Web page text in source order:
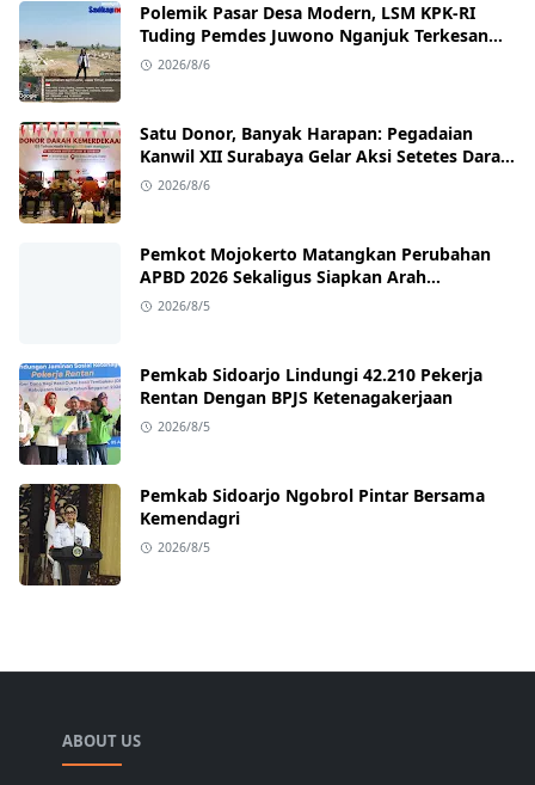
Polemik Pasar Desa Modern, LSM KPK‑RI
Tuding Pemdes Juwono Nganjuk Terkesan
Lepas Tanggung Jawab
2026/8/6
Satu Donor, Banyak Harapan: Pegadaian
Kanwil XII Surabaya Gelar Aksi Setetes Darah
untuk Negeri
2026/8/6
Pemkot Mojokerto Matangkan Perubahan
APBD 2026 Sekaligus Siapkan Arah
Pembangunan 2027
2026/8/5
Pemkab Sidoarjo Lindungi 42.210 Pekerja
Rentan Dengan BPJS Ketenagakerjaan
2026/8/5
Pemkab Sidoarjo Ngobrol Pintar Bersama
Kemendagri
2026/8/5
ABOUT US